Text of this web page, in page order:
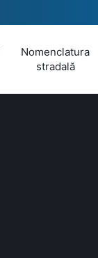
Nomenclatura
stradală